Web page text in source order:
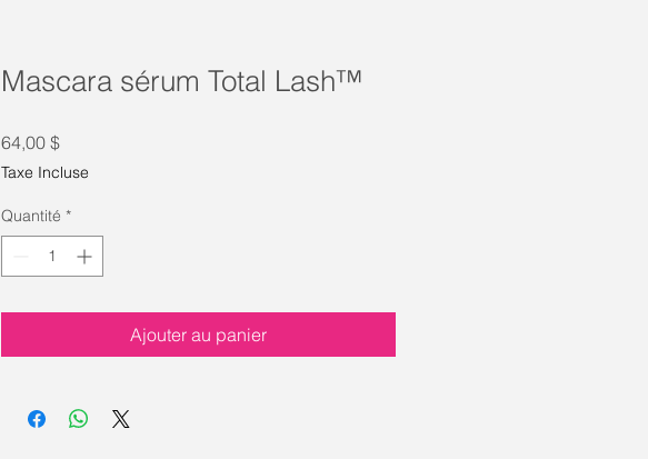
Mascara sérum Total Lash™
64,00 $Prix
Taxe Incluse
Quantité *
Ajouter au panier